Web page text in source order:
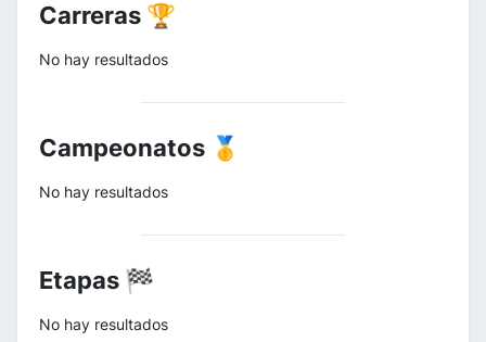
Carreras 🏆
No hay resultados
Campeonatos 🥇
No hay resultados
Etapas 🏁
No hay resultados